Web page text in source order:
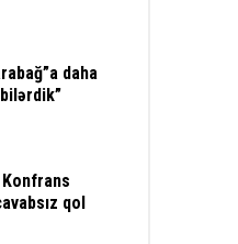
daha
Konfrans
qol